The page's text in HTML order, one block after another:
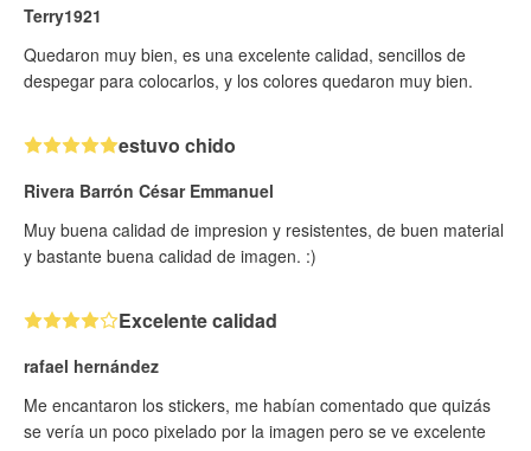
Terry1921
Quedaron muy bien, es una excelente calidad, sencillos de
despegar para colocarlos, y los colores quedaron muy bien.
estuvo chido
Rivera Barrón César Emmanuel
Muy buena calidad de impresion y resistentes, de buen material
y bastante buena calidad de imagen. :)
Excelente calidad
rafael hernández
Me encantaron los stickers, me habían comentado que quizás
se vería un poco pixelado por la imagen pero se ve excelente